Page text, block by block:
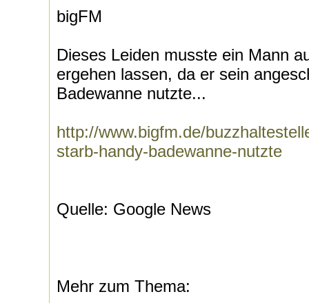
bigFM
Dieses Leiden musste ein Mann
ergehen lassen, da er sein
Badewanne nutzte...
http://www.bigfm.de/
starb-handy-badewanne-nutzte
Quelle: Google News
Mehr zum Thema: